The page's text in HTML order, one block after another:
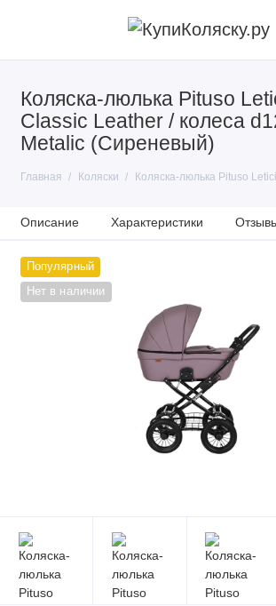
Коляска-люлька Pituso
Classic Leather / колеса
Metalic (Сиреневый)
Главная Коляски Коляска-люлька Pituso
Описание Характеристики
Популярный
Нет в наличии